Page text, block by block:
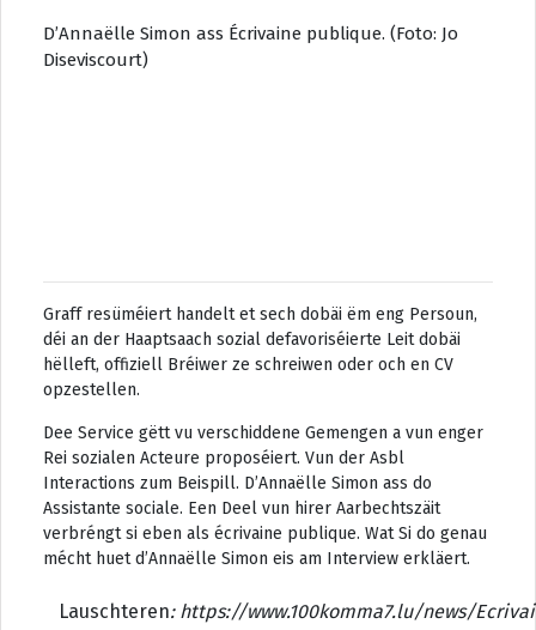
D’Annaëlle Simon ass Écrivaine publique. (Foto: Jo
Diseviscourt)
Graff resüméiert handelt et sech dobäi ëm eng Persoun,
déi an der Haaptsaach sozial defavoriséierte Leit dobäi
hëlleft, offiziell Bréiwer ze schreiwen oder och en CV
opzestellen.
Dee Service gëtt vu verschiddene Gemengen a vun enger
Rei sozialen Acteure proposéiert. Vun der Asbl
Interactions zum Beispill. D’Annaëlle Simon ass do
Assistante sociale. Een Deel vun hirer Aarbechtszäit
verbréngt si eben als écrivaine publique. Wat Si do genau
mécht huet d’Annaëlle Simon eis am Interview erkläert.
Lauschteren: https://www.100komma7.lu/news/